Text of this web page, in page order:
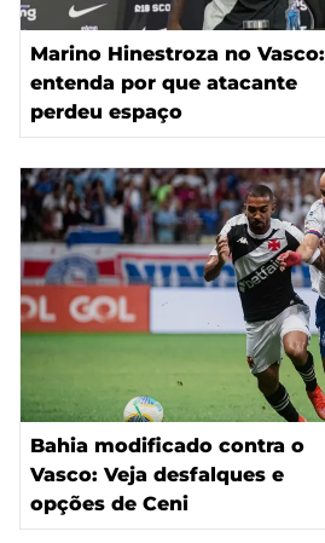
Marino Hinestroza no Vasco:
entenda por que atacante
perdeu espaço
Bahia modificado contra o
Vasco: Veja desfalques e
opções de Ceni